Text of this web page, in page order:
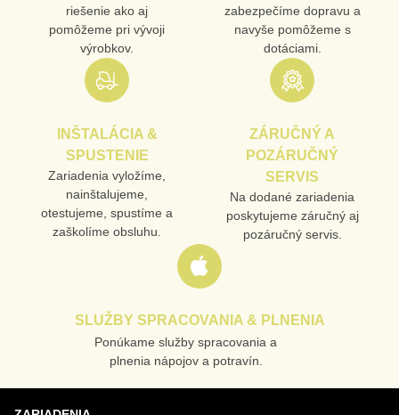
riešenie ako aj
pomôžeme pri vývoji
výrobkov.
zabezpečíme dopravu a
navyše pomôžeme s
dotáciami.
INŠTALÁCIA &
SPUSTENIE
Zariadenia vyložíme,
nainštalujeme,
otestujeme, spustíme a
zaškolíme obsluhu.
ZÁRUČNÝ A
POZÁRUČNÝ
SERVIS
Na dodané zariadenia
poskytujeme záručný aj
pozáručný servis.
SLUŽBY SPRACOVANIA & PLNENIA
Ponúkame služby spracovania a
plnenia nápojov a potravín.